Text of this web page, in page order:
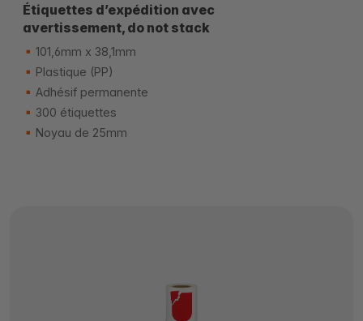
Étiquettes d’expédition avec
avertissement, do not stack
101,6mm x 38,1mm
Plastique (PP)
Adhésif permanente
300 étiquettes
Noyau de 25mm